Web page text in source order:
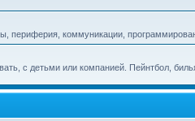
периферия, коммуникации,
с детьми или компанией. Пейнтбол,